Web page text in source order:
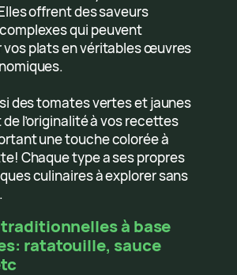
offrent des saveurs
qui peuvent
plats en véritables œuvres
des tomates vertes et jaunes
l’originalité à vos recettes
une touche colorée à
Chaque type a ses propres
culinaires à explorer sans
à base
ratatouille, sauce